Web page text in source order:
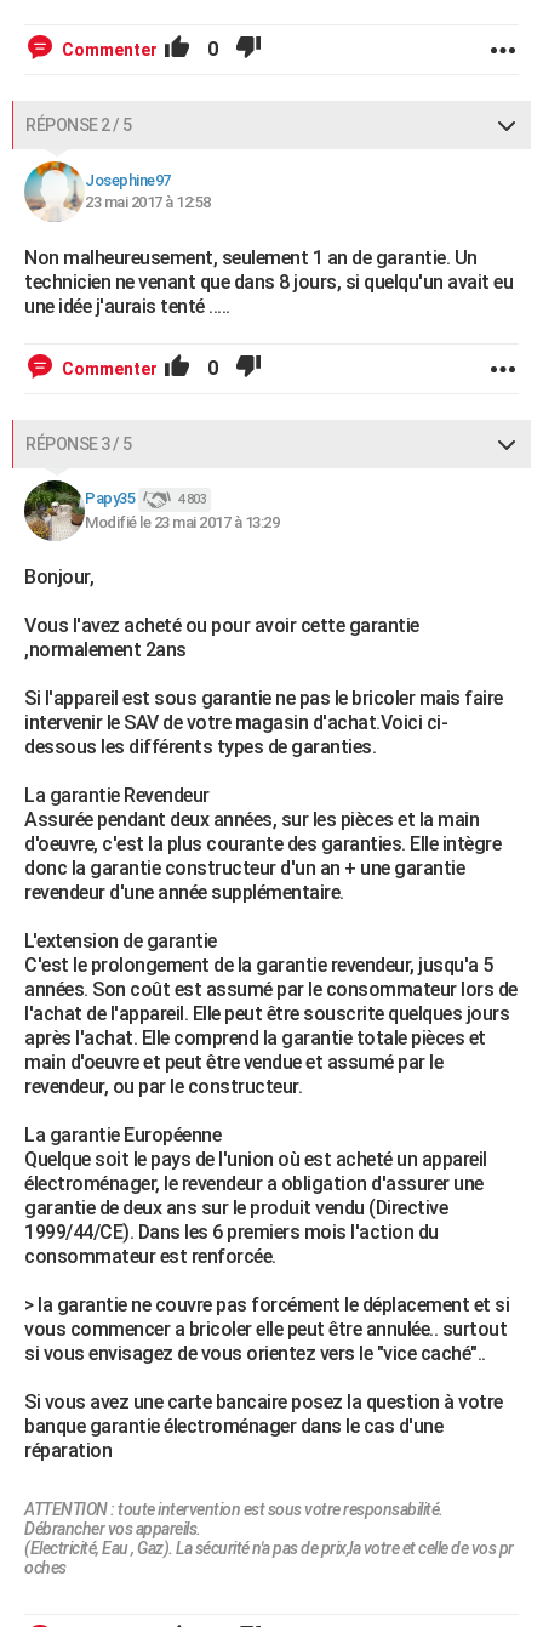
Commenter 0
RÉPONSE 2 / 5
Josephine97
23 mai 2017 à 12:58
Non malheureusement, seulement 1 an de garantie. Un
technicien ne venant que dans 8 jours, si quelqu'un avait eu
une idée j'aurais tenté .....
Commenter 0
RÉPONSE 3 / 5
Papy35 4 803
Modifié le 23 mai 2017 à 13:29
Bonjour,
Vous l'avez acheté ou pour avoir cette garantie
,normalement 2ans
Si l'appareil est sous garantie ne pas le bricoler mais faire
intervenir le SAV de votre magasin d'achat.Voici ci-
dessous les différents types de garanties.
La garantie Revendeur
Assurée pendant deux années, sur les pièces et la main
d'oeuvre, c'est la plus courante des garanties. Elle intègre
donc la garantie constructeur d'un an + une garantie
revendeur d'une année supplémentaire.
L'extension de garantie
C'est le prolongement de la garantie revendeur, jusqu'a 5
années. Son coût est assumé par le consommateur lors de
l'achat de l'appareil. Elle peut être souscrite quelques jours
après l'achat. Elle comprend la garantie totale pièces et
main d'oeuvre et peut être vendue et assumé par le
revendeur, ou par le constructeur.
La garantie Européenne
Quelque soit le pays de l'union où est acheté un appareil
électroménager, le revendeur a obligation d'assurer une
garantie de deux ans sur le produit vendu (Directive
1999/44/CE). Dans les 6 premiers mois l'action du
consommateur est renforcée.
> la garantie ne couvre pas forcément le déplacement et si
vous commencer a bricoler elle peut être annulée.. surtout
si vous envisagez de vous orientez vers le "vice caché"..
Si vous avez une carte bancaire posez la question à votre
banque garantie électroménager dans le cas d'une
réparation
ATTENTION : toute intervention est sous votre responsabilité.
Débrancher vos appareils.
(Electricité, Eau , Gaz). La sécurité n'a pas de prix,la votre et celle de vos pr
oches